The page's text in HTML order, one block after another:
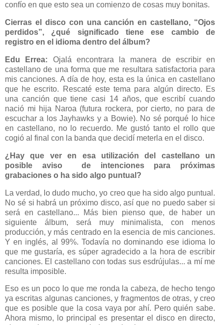
confío en que esto sea un comienzo de cosas muy bonitas.
Cierras el disco con una canción en castellano, “Ojos
perdidos”, ¿qué significado tiene ese cambio de
registro en el idioma dentro del álbum?
Edu Errea: Ojalá encontrara la manera de escribir en
castellano de una forma que me resultara satisfactoria para
mis canciones. A día de hoy, esta es la única en castellano
que he escrito. Rescaté este tema para algún directo. Es
una canción que tiene casi 14 años, que escribí cuando
nació mi hija Naroa (futura rockera, por cierto, no para de
escuchar a los Jayhawks y a Bowie). No sé porqué lo hice
en castellano, no lo recuerdo. Me gustó tanto el rollo que
cogió al final con la banda que decidí meterla en el disco.
¿Hay que ver en esa utilización del castellano un
posible aviso de intenciones para próximas
grabaciones o ha sido algo puntual?
La verdad, lo dudo mucho, yo creo que ha sido algo puntual.
No sé si habrá un próximo disco, así que no puedo saber si
será en castellano... Más bien pienso que, de haber un
siguiente álbum, será muy minimalista, con menos
producción, y más centrado en la esencia de mis canciones.
Y en inglés, al 99%. Todavía no dominando ese idioma lo
que me gustaría, es súper agradecido a la hora de escribir
canciones. El castellano con todas sus esdrújulas... a mí me
resulta imposible.
Eso es un poco lo que me ronda la cabeza, de hecho tengo
ya escritas algunas canciones, y fragmentos de otras, y creo
que es posible que la cosa vaya por ahí. Pero quién sabe.
Ahora mismo, lo principal es presentar el disco en directo,